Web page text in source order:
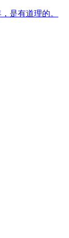
是有道理的。